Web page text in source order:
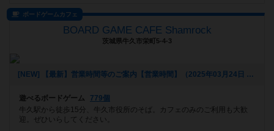
ボードゲームカフェ
BOARD GAME CAFE Shamrock
茨城県牛久市栄町5-4-3
[NEW] 【最新】営業時間等のご案内【営業時間】（2025年03月24日 13時02分）
遊べるボードゲーム
779個
牛久駅から徒歩15分、牛久市役所のそば。カフェのみのご利用も大歓
迎。ぜひいらしてください。